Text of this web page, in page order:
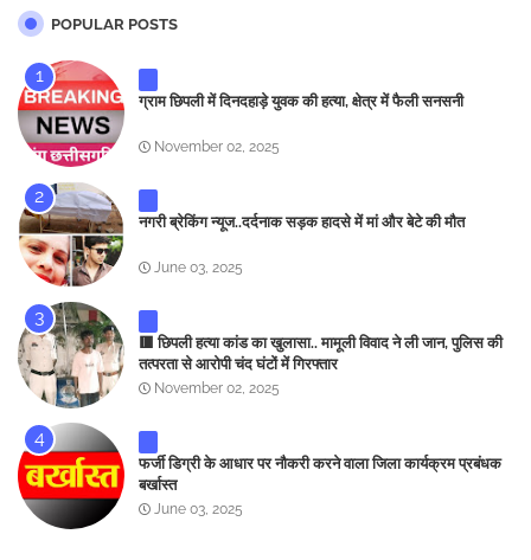
POPULAR POSTS
ग्राम छिपली में दिनदहाड़े युवक की हत्या, क्षेत्र में फैली सनसनी
November 02, 2025
नगरी ब्रेकिंग न्यूज..दर्दनाक सड़क हादसे में मां और बेटे की मौत
June 03, 2025
🟥 छिपली हत्या कांड का खुलासा.. मामूली विवाद ने ली जान, पुलिस की
तत्परता से आरोपी चंद घंटों में गिरफ्तार
November 02, 2025
फर्जी डिग्री के आधार पर नौकरी करने वाला जिला कार्यक्रम प्रबंधक
बर्खास्त
June 03, 2025